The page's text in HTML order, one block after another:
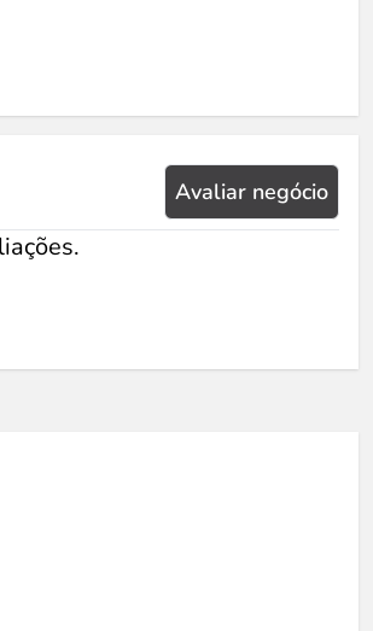
Avaliar negócio